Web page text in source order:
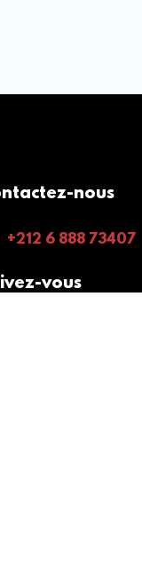
nous
+212 6 888 73407
vous